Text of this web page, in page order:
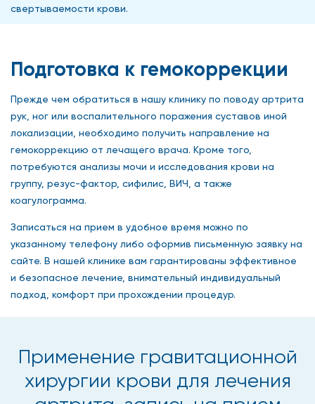
свертываемости крови.
Подготовка к гемокоррекции
Прежде чем обратиться в нашу клинику по поводу артрита
рук, ног или воспалительного поражения суставов иной
локализации, необходимо получить направление на
гемокоррекцию от лечащего врача. Кроме того,
потребуются анализы мочи и исследования крови на
группу, резус-фактор, сифилис, ВИЧ, а также
коагулограмма.
Записаться на прием в удобное время можно по
указанному телефону либо оформив письменную заявку на
сайте. В нашей клинике вам гарантированы эффективное
и безопасное лечение, внимательный индивидуальный
подход, комфорт при прохождении процедур.
Применение гравитационной
хирургии крови для лечения